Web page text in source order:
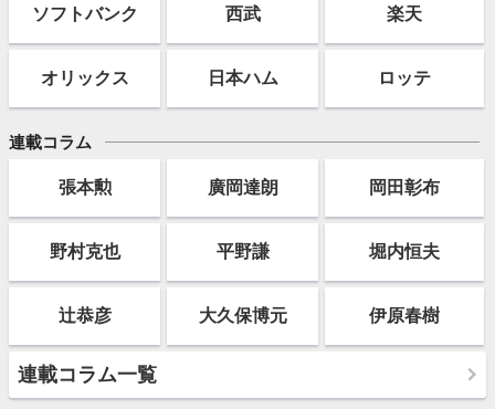
ソフトバンク 西武 楽天
オリックス 日本ハム ロッテ
連載コラム
張本勲 廣岡達朗 岡田彰布
野村克也 平野謙 堀内恒夫
辻恭彦 大久保博元 伊原春樹
連載コラム一覧